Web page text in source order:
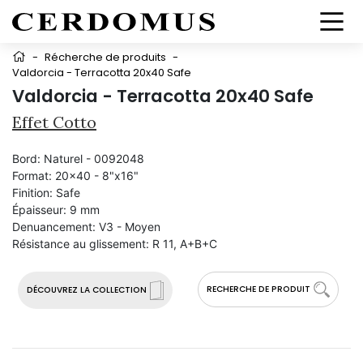
- Récherche de produits -
Valdorcia - Terracotta 20x40 Safe
Valdorcia - Terracotta 20x40 Safe
Effet Cotto
DÉCOUVREZ LA COLLECTION RECHERCHE DE PRODUIT
Bord: Naturel - 0092048
Format: 20x40 - 8"x16"
Finition: Safe
Épaisseur: 9 mm
Denuancement: V3 - Moyen
Résistance au glissement: R 11, A+B+C